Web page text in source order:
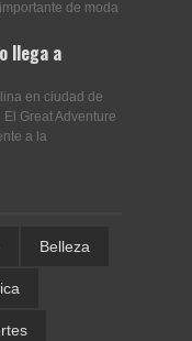
de moda
llega a
en ciudad de
Great Adventure
a la
Belleza